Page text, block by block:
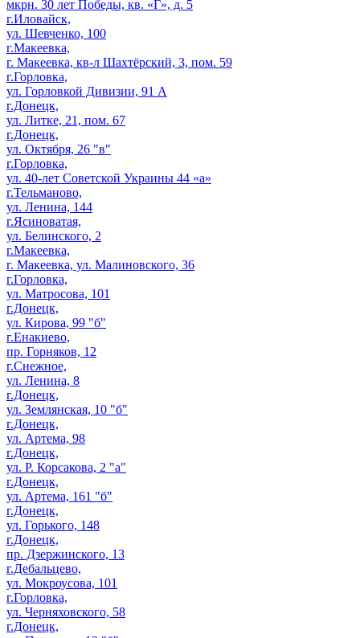
мкрн. 30 лет Победы, кв. «Г», д. 5
г.Иловайск,
ул. Шевченко, 100
г.Макеевка,
г. Макеевка, кв-л Шахтёрский, 3, пом. 59
г.Горловка,
ул. Горловкой Дивизии, 91 А
г.Донецк,
ул. Литке, 21, пом. 67
г.Донецк,
ул. Октября, 26 "в"
г.Горловка,
ул. 40-лет Советской Украины 44 «а»
г.Тельманово,
ул. Ленина, 144
г.Ясиноватая,
ул. Белинского, 2
г.Макеевка,
г. Макеевка, ул. Малиновского, 36
г.Горловка,
ул. Матросова, 101
г.Донецк,
ул. Кирова, 99 "б"
г.Енакиево,
пр. Горняков, 12
г.Снежное,
ул. Ленина, 8
г.Донецк,
ул. Землянская, 10 "б"
г.Донецк,
ул. Артема, 98
г.Донецк,
ул. Р. Корсакова, 2 "а"
г.Донецк,
ул. Артема, 161 "б"
г.Донецк,
ул. Горького, 148
г.Донецк,
пр. Дзержинского, 13
г.Дебальцево,
ул. Мокроусова, 101
г.Горловка,
ул. Черняховского, 58
г.Донецк,